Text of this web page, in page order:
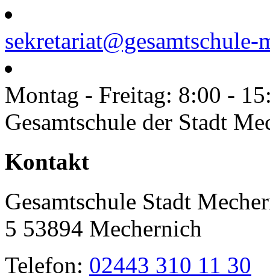
sekretariat@gesamtschule-
Montag - Freitag: 8:00 -
Gesamtschule der Stadt
Toggle
Sliding
Kontakt
Gesamtschule Stadt
5 53894 Mechernich
Telefon: 02443 310 11 30